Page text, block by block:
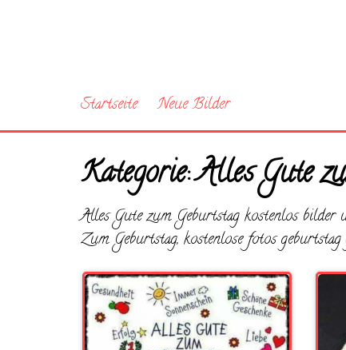
Startseite Neue Bilder
Kategorie:Alles Gute
Alles Gute zum Geburtstag kostenlos bilder
Zum Geburtstag, kostenlose fotos geburtstag